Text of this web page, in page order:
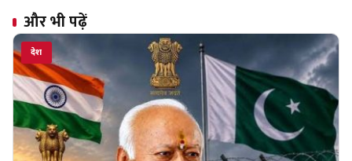
और भी पढ़ें
देश